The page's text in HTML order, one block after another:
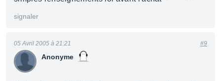
signaler
Anonyme
05 Avril 2005 à 21:21 #9